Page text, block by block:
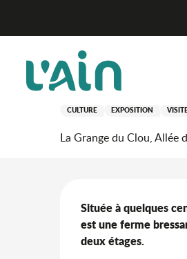
principal
Dimanche 9 août à
Visite de la
CULTURE EXPOSITION
La Grange du Clou,
Située à quelques
est une ferme
deux étages.